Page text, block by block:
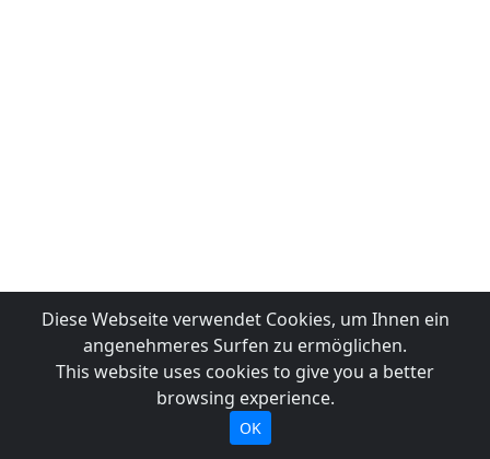
Diese Webseite verwendet Cookies, um Ihnen ein
angenehmeres Surfen zu ermöglichen.
This website uses cookies to give you a better
browsing experience.
OK